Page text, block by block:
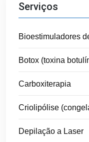
Serviços
Bioestimuladores
Botox (toxina
Carboxiterapia
Criolipólise
Depilação a Laser